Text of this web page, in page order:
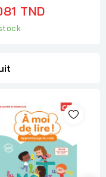
TND